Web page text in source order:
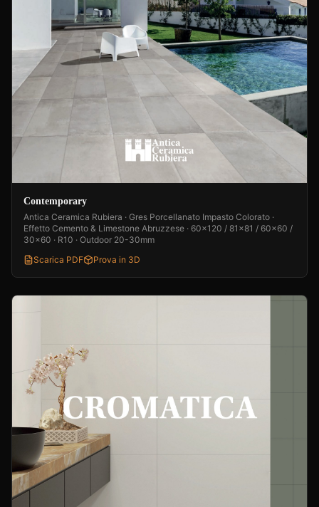
Contemporary
Antica Ceramica Rubiera · Gres Porcellanato Impasto Colorato ·
Effetto Cemento & Limestone Abruzzese · 60x120 / 81x81 / 60x60 /
30x60 · R10 · Outdoor 20-30mm
Scarica PDF
Prova in 3D